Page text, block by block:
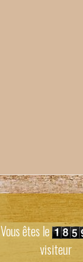
Vous êtes le
visiteur